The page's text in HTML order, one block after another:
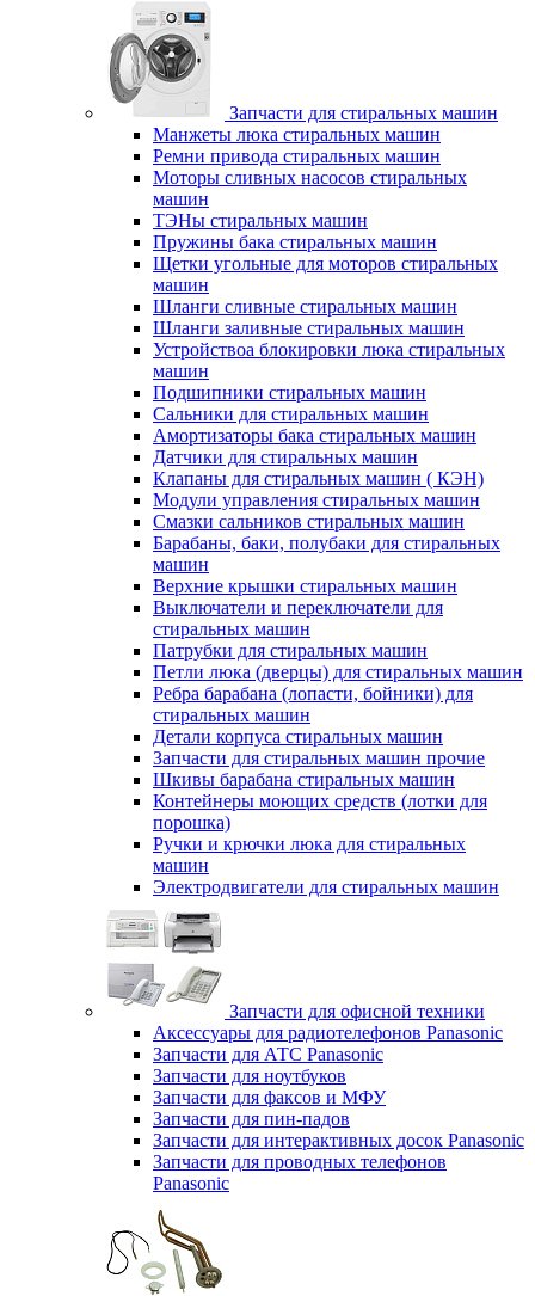
Запчасти для стиральных машин
Манжеты люка стиральных машин
Ремни привода стиральных машин
Моторы сливных насосов стиральных
машин
ТЭНы стиральных машин
Пружины бака стиральных машин
Щетки угольные для моторов стиральных
машин
Шланги сливные стиральных машин
Шланги заливные стиральных машин
Устройствоа блокировки люка стиральных
машин
Подшипники стиральных машин
Сальники для стиральных машин
Амортизаторы бака стиральных машин
Датчики для стиральных машин
Клапаны для стиральных машин ( КЭН)
Модули управления стиральных машин
Смазки сальников стиральных машин
Барабаны, баки, полубаки для стиральных
машин
Верхние крышки стиральных машин
Выключатели и переключатели для
стиральных машин
Патрубки для стиральных машин
Петли люка (дверцы) для стиральных машин
Ребра барабана (лопасти, бойники) для
стиральных машин
Детали корпуса стиральных машин
Запчасти для стиральных машин прочие
Шкивы барабана стиральных машин
Контейнеры моющих средств (лотки для
порошка)
Ручки и крючки люка для стиральных
машин
Электродвигатели для стиральных машин
Запчасти для офисной техники
Аксессуары для радиотелефонов Panasonic
Запчасти для АТС Panasonic
Запчасти для ноутбуков
Запчасти для факсов и МФУ
Запчасти для пин-падов
Запчасти для интерактивных досок Panasonic
Запчасти для проводных телефонов
Panasonic